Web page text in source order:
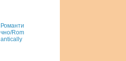
Романти
чно/Rom
antically